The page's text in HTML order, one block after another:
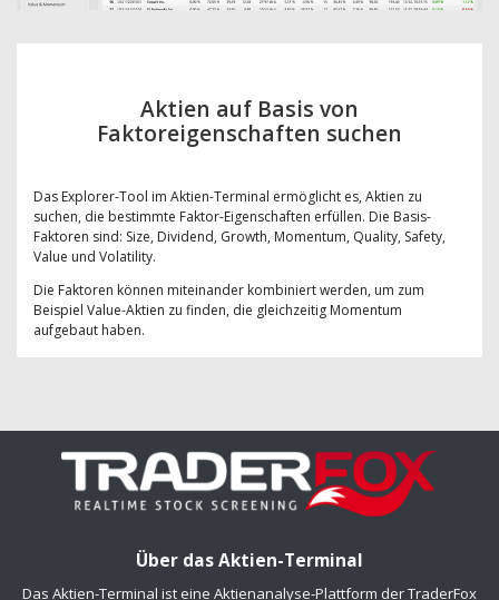
Aktien auf Basis von
Faktoreigenschaften suchen
Das Explorer-Tool im Aktien-Terminal ermöglicht es, Aktien zu
suchen, die bestimmte Faktor-Eigenschaften erfüllen. Die Basis-
Faktoren sind: Size, Dividend, Growth, Momentum, Quality, Safety,
Value und Volatility.
Die Faktoren können miteinander kombiniert werden, um zum
Beispiel Value-Aktien zu finden, die gleichzeitig Momentum
aufgebaut haben.
Über das Aktien-Terminal
Das Aktien-Terminal ist eine Aktienanalyse-Plattform der TraderFox